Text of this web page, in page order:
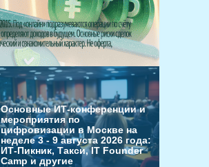
Основные ИТ-конференции и
мероприятия по
цифровизации в Москве на
неделе 3 - 9 августа 2026 года:
ИТ-Пикник, Такси, IT Founder
Camp и другие